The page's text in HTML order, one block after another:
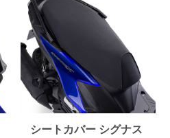
シートカバー シグナス